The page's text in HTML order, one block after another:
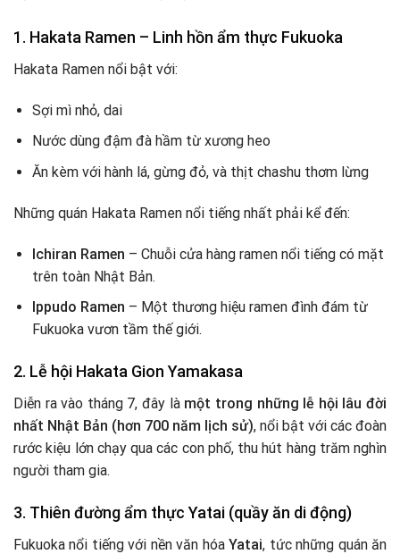
1. Hakata Ramen – Linh hồn ẩm thực Fukuoka
Hakata Ramen nổi bật với:
Sợi mì nhỏ, dai
Nước dùng đậm đà hầm từ xương heo
Ăn kèm với hành lá, gừng đỏ, và thịt chashu thơm lừng
Những quán Hakata Ramen nổi tiếng nhất phải kể đến:
Ichiran Ramen – Chuỗi cửa hàng ramen nổi tiếng có mặt
trên toàn Nhật Bản.
Ippudo Ramen – Một thương hiệu ramen đình đám từ
Fukuoka vươn tầm thế giới.
2. Lễ hội Hakata Gion Yamakasa
Diễn ra vào tháng 7, đây là một trong những lễ hội lâu đời
nhất Nhật Bản (hơn 700 năm lịch sử), nổi bật với các đoàn
rước kiệu lớn chạy qua các con phố, thu hút hàng trăm nghìn
người tham gia.
3. Thiên đường ẩm thực Yatai (quầy ăn di động)
Fukuoka nổi tiếng với nền văn hóaYatai, tức những quán ăn